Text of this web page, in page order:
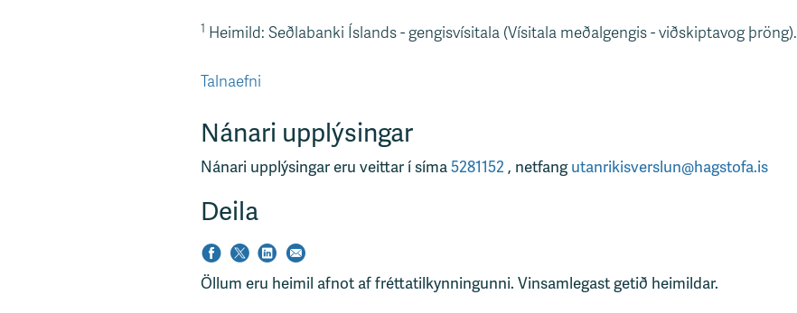
1 Heimild: Seðlabanki Íslands - gengisvísitala (Vísitala meðalgengis - viðskiptavog þröng).
Talnaefni
Nánari upplýsingar
Nánari upplýsingar eru veittar í síma5281152 , netfangutanrikisverslun@hagstofa.is
Deila
Öllum eru heimil afnot af fréttatilkynningunni. Vinsamlegast getið heimildar.